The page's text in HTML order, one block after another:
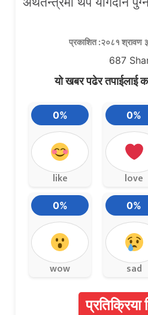
प्रकाशित :२०८१ श्रावण
687
यो खबर पढेर तपाईलाई
0%
like
0%
love
0%
wow
0%
sad
प्रतिक्रिया